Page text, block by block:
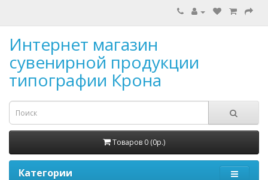
Интернет магазин
сувенирной продукции
типографии Крона
Товаров 0 (0р.)
Категории